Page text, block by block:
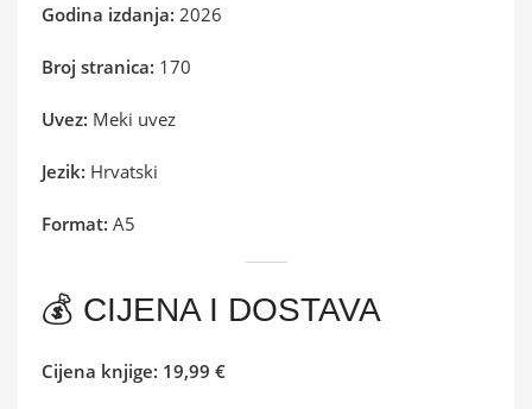
Godina izdanja: 2026
Broj stranica: 170
Uvez: Meki uvez
Jezik: Hrvatski
Format: A5
💰 CIJENA I DOSTAVA
Cijena knjige: 19,99 €